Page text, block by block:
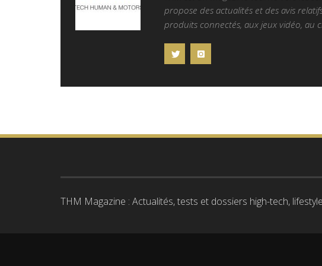
propose des actualités et des avis
produits connectés, aux jeux vidéo, au
THM Magazine : Actualités, tests et dossiers high-tech,